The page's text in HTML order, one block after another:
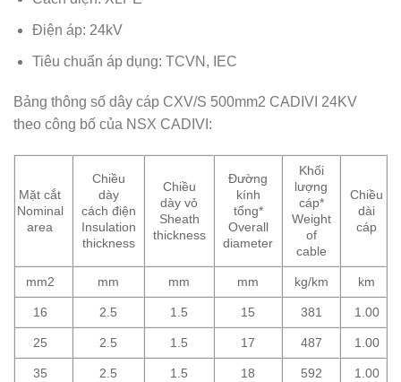
Điện áp: 24kV
Tiêu chuẩn áp dụng: TCVN, IEC
Bảng thông số dây cáp CXV/S 500mm2 CADIVI 24KV
theo công bố của NSX CADIVI:
Mặt cắt
Nominal
area
Chiều
dày
cách điện
Insulation
thickness
Chiều
dày vỏ
Sheath
thickness
Đường
kính
tổng*
Overall
diameter
Khối
lượng
cáp*
Weight
of
cable
Chiều
dài
cáp
mm2 mm mm mm kg/km km
16 2.5 1.5 15 381 1.00
25 2.5 1.5 17 487 1.00
35 2.5 1.5 18 592 1.00